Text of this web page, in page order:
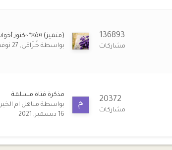
136893
مشاركات
(متميز) ¤ô¤*~كنوز أخوات طر…
بواسطة خُـزَامَى 27 نوفمبر, 2025
20372
مشاركات
مذكرة فتاة مسلمة
بواسطة مناهل ام الخير
16 ديسمبر, 2021